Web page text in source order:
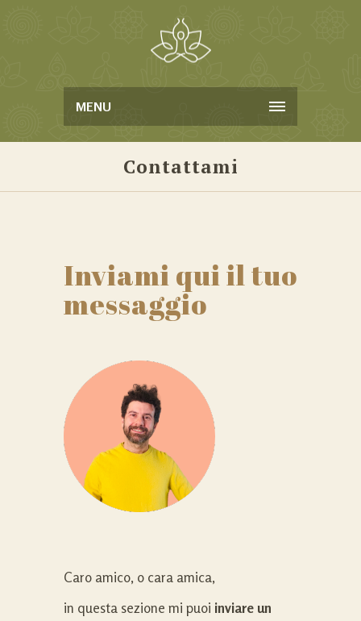
MENU
Contattami
Inviami qui il tuo
messaggio
Caro amico, o cara amica,
in questa sezione mi puoi inviare un